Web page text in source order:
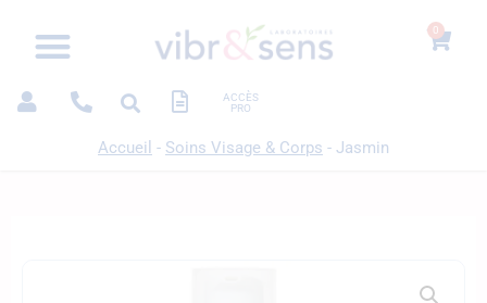
ACCÈS
PRO
0
Accueil - Soins Visage & Corps - Jasmin